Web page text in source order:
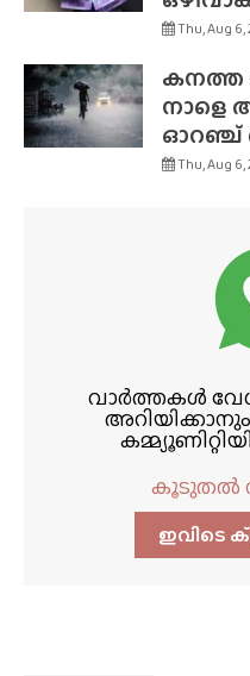
Thu, Aug 6,
കനത്ത
നാളെ
ഓറഞ്ച്
Thu, Aug 6,
വാർത്തകൾ
അറിയിക്കാനും
കൂടുതൽ
ഇവിടെ